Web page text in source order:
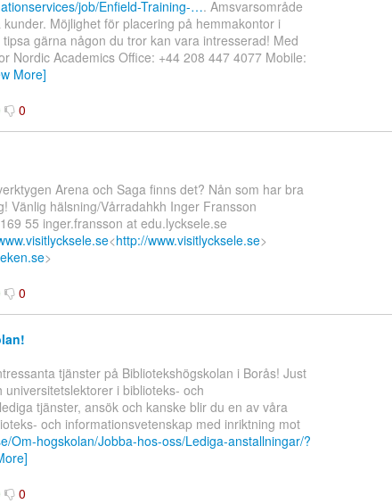
job/Enfield-Training-…. Amsvarsområde
Möjlighet för placering på hemmakontor i
gärna någon du tror kan vara intresserad! Med
Nordic Academics Office: +44 208 447 4077 Mobile:
More]
0
Arena och Saga finns det? Nån som har bra
Vänlig hälsning/Vårradahkh Inger Fransson
55 inger.fransson at edu.lycksele.se
<http://www.visitlycksele.se>
>
0
tjänster på Bibliotekshögskolan i Borås! Just
i biblioteks- och
tjänster, ansök och kanske blir du en av våra
och informationsvetenskap med inriktning mot
Om-hogskolan/Jobba-hos-oss/Lediga-anstallningar/?
0